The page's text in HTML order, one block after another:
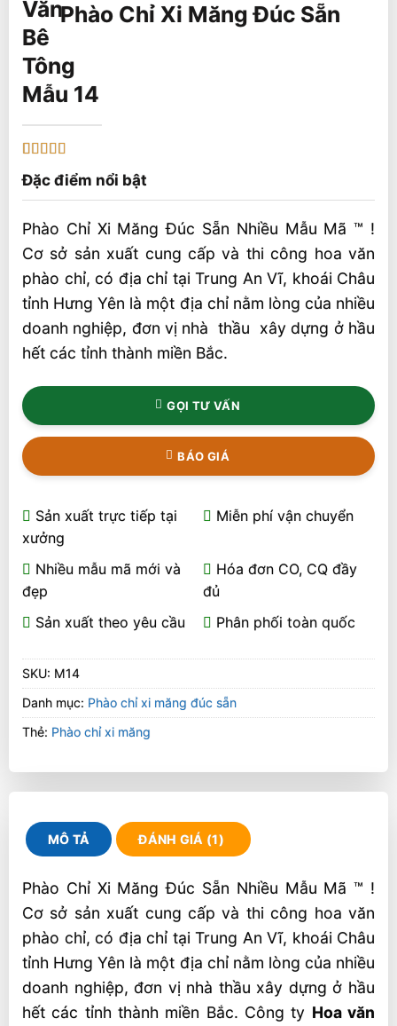
Phào Chỉ Xi Măng Đúc Sẵn
Mẫu 14
trên 5 dựa
trênđánh
giá
Đặc điểm nổi bật
Phào Chỉ Xi Măng Đúc Sẵn Nhiều Mẫu Mã ™ !
Cơ sở sản xuất cung cấp và thi công hoa văn
phào chỉ, có địa chỉ tại Trung An Vĩ, khoái Châu
tỉnh Hưng Yên là một địa chỉ nằm lòng của nhiều
doanh nghiệp, đơn vị nhà thầu xây dựng ở hầu
hết các tỉnh thành miền Bắc.
GỌI TƯ VẤN
BÁO GIÁ
Sản xuất trực tiếp tại
xưởng
Miễn phí vận chuyển
Nhiều mẫu mã mới và
đẹp
Hóa đơn CO, CQ đầy
đủ
Sản xuất theo yêu cầu
Phân phối toàn quốc
SKU: M14
Danh mục: Phào chỉ xi măng đúc sẵn
Thẻ: Phào chỉ xi măng
MÔ TẢ ĐÁNH GIÁ (1)
Phào Chỉ Xi Măng Đúc Sẵn Nhiều Mẫu Mã ™ !
Cơ sở sản xuất cung cấp và thi công hoa văn
phào chỉ, có địa chỉ tại Trung An Vĩ, khoái Châu
tỉnh Hưng Yên là một địa chỉ nằm lòng của nhiều
doanh nghiệp, đơn vị nhà thầu xây dựng ở hầu
hết các tỉnh thành miền Bắc. Công ty Hoa văn